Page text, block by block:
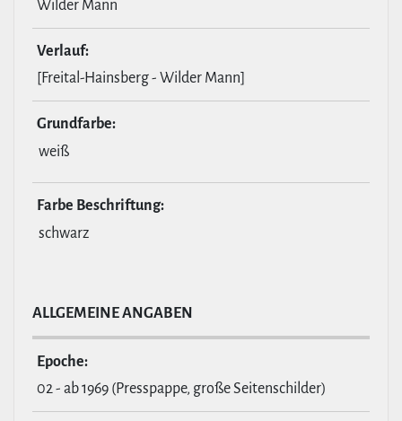
Wilder Mann
Verlauf:
[Freital-Hainsberg - Wilder Mann]
Grund­farbe:
weiß
Farbe Beschrif­tung:
schwarz
ALL­GE­MEINE ANGABEN
Epoche:
02 - ab 1969 (Presspappe, große Seitenschilder)